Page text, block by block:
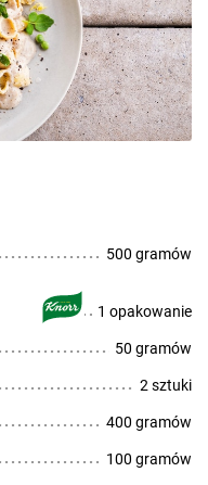
500 gramów
1 opakowanie
50 gramów
2 sztuki
400 gramów
100 gramów